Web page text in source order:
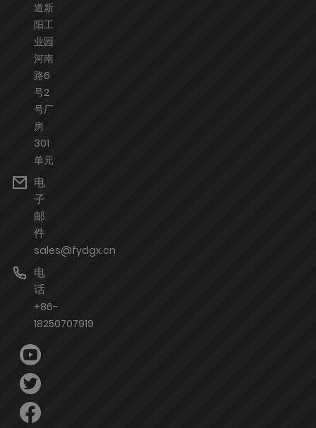
道新
阳工
业园
河南
路6
号2
号厂
房
301
单元
电
子
邮
件
sales@fydgx.cn
电
话
+86-
18250707919